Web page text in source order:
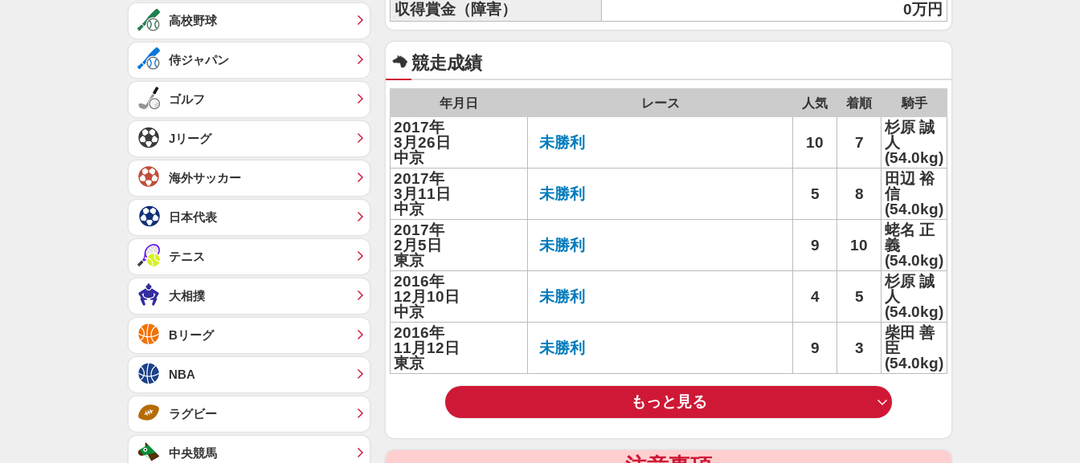
収得賞金（障害）
0万円
競走成績
年月日 レース 人気 着順 騎手
2017年
3月26日
中京
未勝利 10 7
杉原 誠
人
(54.0kg)
2017年
3月11日
中京
未勝利 5 8
田辺 裕
信
(54.0kg)
2017年
2月5日
東京
未勝利 9 10
蛯名 正
義
(54.0kg)
2016年
12月10日
中京
未勝利 4 5
杉原 誠
人
(54.0kg)
2016年
11月12日
東京
未勝利 9 3
柴田 善
臣
(54.0kg)
もっと見る
高校野球
侍ジャパン
ゴルフ
Jリーグ
海外サッカー
日本代表
テニス
大相撲
Bリーグ
NBA
ラグビー
中央競馬